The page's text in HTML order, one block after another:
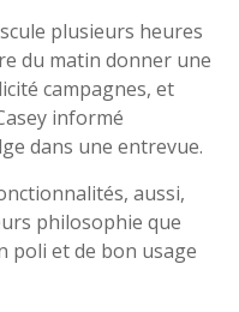
plusieurs heures
du matin donner une
campagnes, et
informé
dans une entrevue.
aussi,
philosophie que
poli et de bon usage